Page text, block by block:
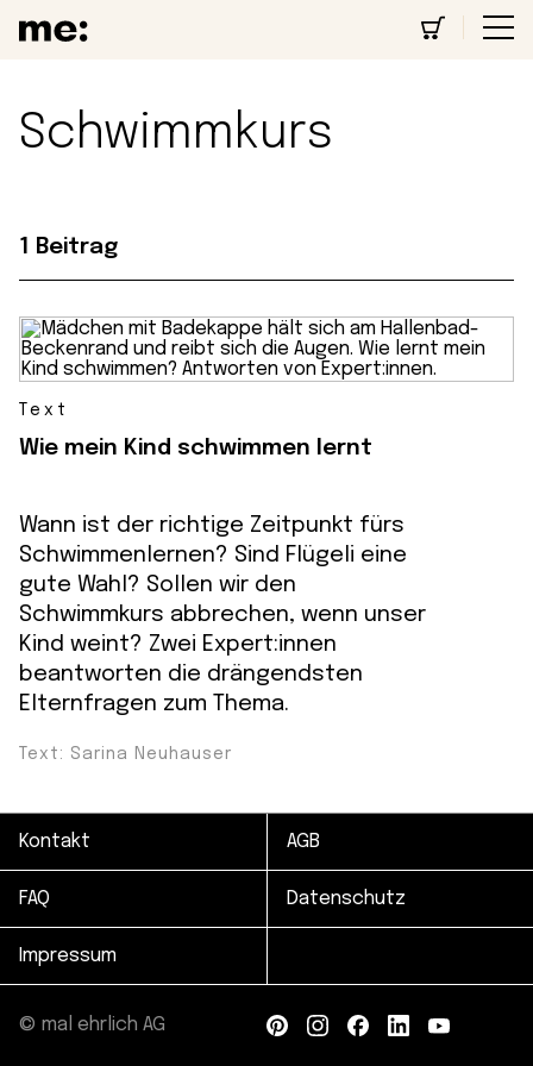
Schwimmkurs
1 Beitrag
Text
Wie mein Kind schwimmen lernt
Wann ist der richtige Zeitpunkt fürs
Schwimmenlernen? Sind Flügeli eine
gute Wahl? Sollen wir den
Schwimmkurs abbrechen, wenn unser
Kind weint? Zwei Expert:innen
beantworten die drängendsten
Elternfragen zum Thema.
Text: Sarina Neuhauser
Kontakt AGB
FAQ Datenschutz
Impressum
© mal ehrlich AG